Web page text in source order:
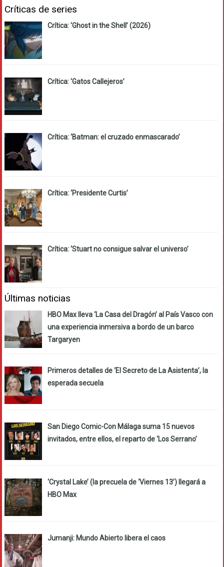
Críticas de series
Crítica: ‘Ghost in the Shell’ (2026)
Crítica: ‘Gatos Callejeros’
Crítica: ‘Batman: el cruzado enmascarado’
Crítica: ‘Presidente Curtis’
Crítica: ‘Stuart no consigue salvar el universo’
Últimas noticias
HBO Max lleva ‘La Casa del Dragón’ al País Vasco con
una experiencia inmersiva a bordo de un barco
Targaryen
Primeros detalles de ‘El Secreto de La Asistenta’, la
esperada secuela
San Diego Comic-Con Málaga suma 15 nuevos
invitados, entre ellos, el reparto de ‘Los Serrano’
‘Crystal Lake’ (la precuela de ‘Viernes 13’) llegará a
HBO Max
Jumanji: Mundo Abierto libera el caos